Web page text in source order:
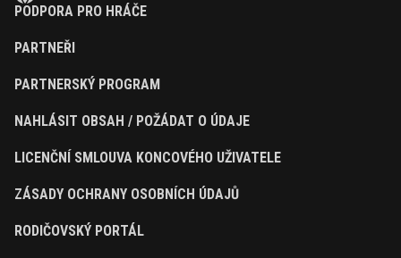
PODPORA PRO HRÁČE
PARTNEŘI
PARTNERSKÝ PROGRAM
NAHLÁSIT OBSAH / POŽÁDAT O ÚDAJE
LICENČNÍ SMLOUVA KONCOVÉHO UŽIVATELE
ZÁSADY OCHRANY OSOBNÍCH ÚDAJŮ
RODIČOVSKÝ PORTÁL